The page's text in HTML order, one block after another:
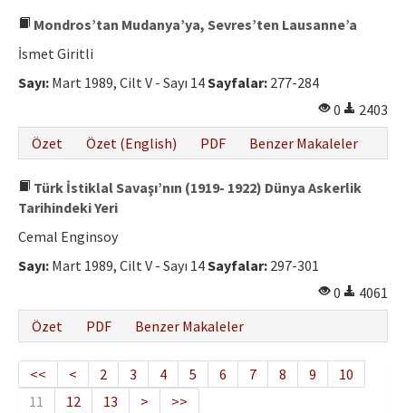
Mondros’tan Mudanya’ya, Sevres’ten Lausanne’a
İsmet Giritli
Sayı: Mart 1989, Cilt V - Sayı 14Sayfalar: 277-284
0
2403
Özet
Özet (English) PDF Benzer Makaleler
Türk İstiklal Savaşı’nın (1919- 1922) Dünya Askerlik
Tarihindeki Yeri
Cemal Enginsoy
Sayı: Mart 1989, Cilt V - Sayı 14Sayfalar: 297-301
0
4061
Özet
PDF Benzer Makaleler
<< < 2 3 4 5 6 7 8 9
10
11
12 13 > >>